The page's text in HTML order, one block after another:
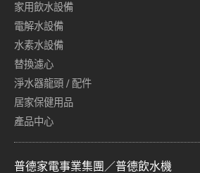
家用飲水設備
電解水設備
水素水設備
替換濾心
淨水器龍頭 / 配件
居家保健用品
產品中心
普德家電事業集團／普德飲水機